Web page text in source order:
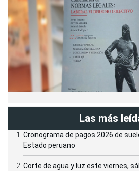
Las más
Cronograma de pagos 2026 de
Estado peruano
Corte de agua y luz este viernes,